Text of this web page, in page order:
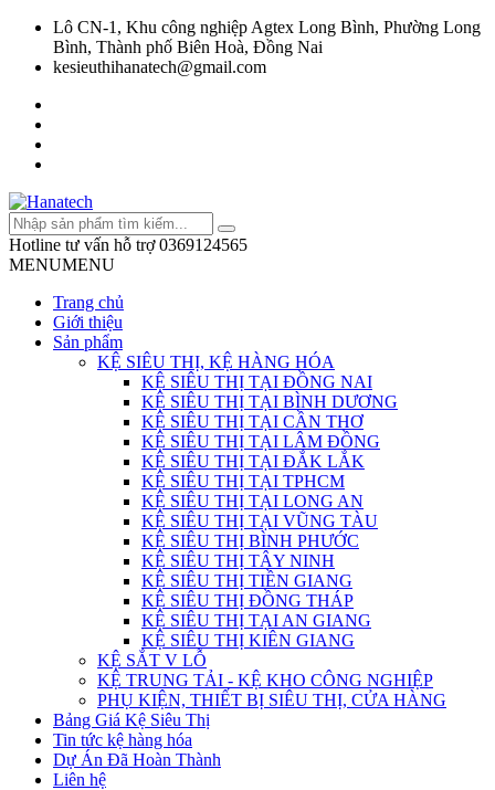
Lô CN-1, Khu công nghiệp Agtex Long Bình, Phường Long
Bình, Thành phố Biên Hoà, Đồng Nai
kesieuthihanatech@gmail.com
Hotline tư vấn hỗ trợ 0369124565
MENUMENU
Trang chủ
Giới thiệu
Sản phẩm
KỆ SIÊU THỊ, KỆ HÀNG HÓA
KỆ SIÊU THỊ TẠI ĐỒNG NAI
KỆ SIÊU THỊ TẠI BÌNH DƯƠNG
KỆ SIÊU THỊ TẠI CẦN THƠ
KỆ SIÊU THỊ TẠI LÂM ĐỒNG
KỆ SIÊU THỊ TẠI ĐẮK LẮK
KỆ SIÊU THỊ TẠI TPHCM
KỆ SIÊU THỊ TẠI LONG AN
KỆ SIÊU THỊ TẠI VŨNG TÀU
KỆ SIÊU THỊ BÌNH PHƯỚC
KỆ SIÊU THỊ TÂY NINH
KỆ SIÊU THỊ TIỀN GIANG
KỆ SIÊU THỊ ĐỒNG THÁP
KỆ SIÊU THỊ TẠI AN GIANG
KỆ SIÊU THỊ KIÊN GIANG
KỆ SẮT V LỖ
KỆ TRUNG TẢI - KỆ KHO CÔNG NGHIỆP
PHỤ KIỆN, THIẾT BỊ SIÊU THỊ, CỬA HÀNG
Bảng Giá Kệ Siêu Thị
Tin tức kệ hàng hóa
Dự Án Đã Hoàn Thành
Liên hệ